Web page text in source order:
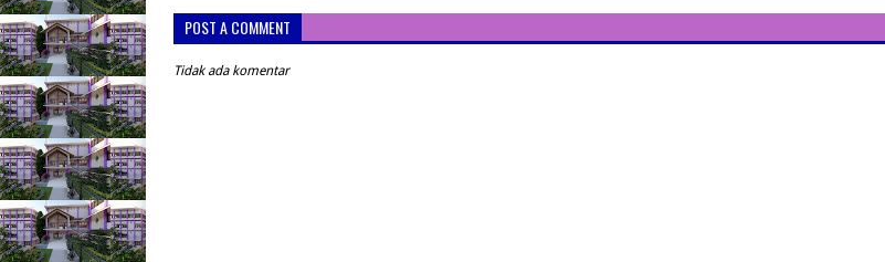
POST A COMMENT
Tidak ada komentar